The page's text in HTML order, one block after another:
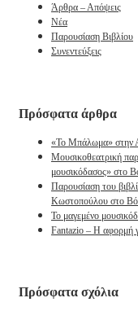
Άρθρα – Απόψεις
Νέα
Παρουσίαση Βιβλίου
Συνεντεύξεις
Πρόσφατα άρθρα
«Το Μπάλωμα» στην
Μουσικοθεατρική
μουσικόδασος» στο
Παρουσίαση του
Κωστοπούλου στο
Το μαγεμένο
Fantazio – Η αφορμή
Πρόσφατα σχόλια